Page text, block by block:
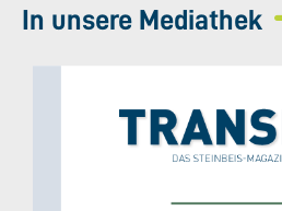
In unsere Mediathek